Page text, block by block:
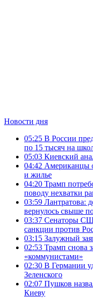
Новости дня
05:25 В России
по 15 тысяч на
05:03 Киевский
04:42 Американцы
и жилье
04:20 Трамп
поводу нехватки
03:59 Лантратова:
вернулось свыше
03:37 Сенаторы
санкции против
03:15 Залужный
02:53 Трамп снова
«коммунистами»
02:30 В Германии
Зеленского
02:07 Пушков
Киеву